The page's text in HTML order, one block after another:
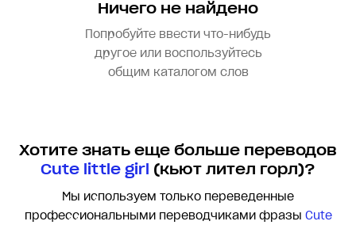
Ничего не найдено
Попробуйте ввести что-нибудь
другое или воспользуйтесь
общим каталогом слов
Хотите знать еще больше переводов
Cute little girl (кьют лител горл)?
Мы используем только переведенные
профессиональными переводчиками фразы Cute